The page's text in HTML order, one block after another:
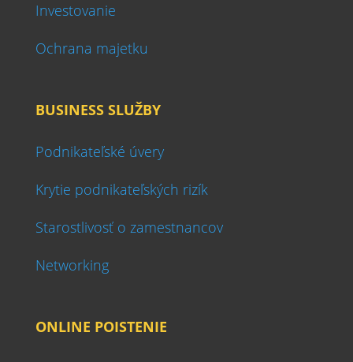
Investovanie
Ochrana majetku
BUSINESS SLUŽBY
Podnikateľské úvery
Krytie podnikateľských rizík
Starostlivosť o zamestnancov
Networking
ONLINE POISTENIE